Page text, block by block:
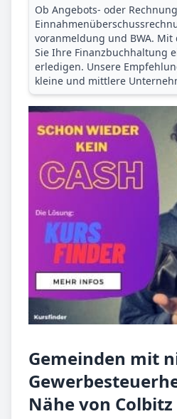
Ob Angebots- oder
voranmeldung und BWA. Mit
Sie Ihre Finanz­buchhaltung
erledigen. Unsere
kleine und mittlere
Gemeinden mit
Nähe von Colbitz